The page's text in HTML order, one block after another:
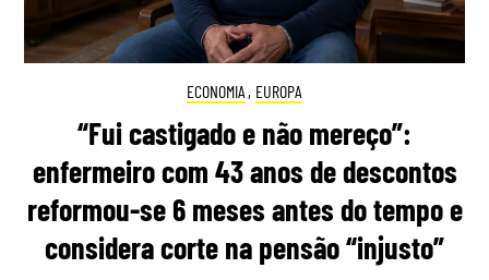
ECONOMIA , EUROPA
“Fui castigado e não mereço”:
enfermeiro com 43 anos de descontos
reformou-se 6 meses antes do tempo e
considera corte na pensão “injusto”